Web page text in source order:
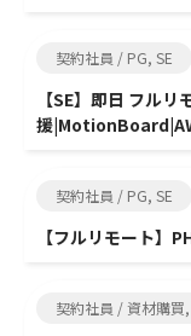
契約社員 / PG, SE
【SE】即日 フル
援
契約社員 / PG, SE
【フルリモート】
契約社員 / 資材購買,